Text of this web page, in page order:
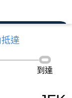
達
到達